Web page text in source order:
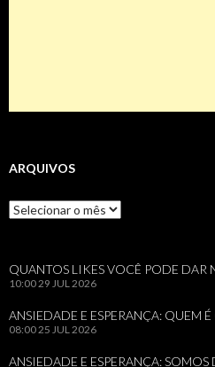
ARQUIVOS
Arquivos
QUANTOS LIKES VOCÊ PODE DAR
10:0029 JUL 2026
ANSIEDADE E ESPERANÇA: QUEM
08:0025 JUL 2026
ANSIEDADE E ESPERANÇA: SOMOS